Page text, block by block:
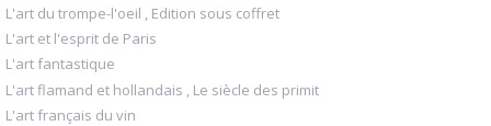
L'art du trompe-l'oeil , Edition sous coffret
L'art et l'esprit de Paris
L'art fantastique
L'art flamand et hollandais , Le siècle des primit
L'art français du vin